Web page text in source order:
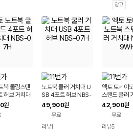
광고
북 쿨링스탠
허브 거치대
원
노트북 쿨러 거치대 U
SB 4포트 허브 NBS-
07H
49,900원
무료
리뷰1
엑토 토네이
스탠드 쿨러
BS-09WH
42,900원
무료
리뷰5